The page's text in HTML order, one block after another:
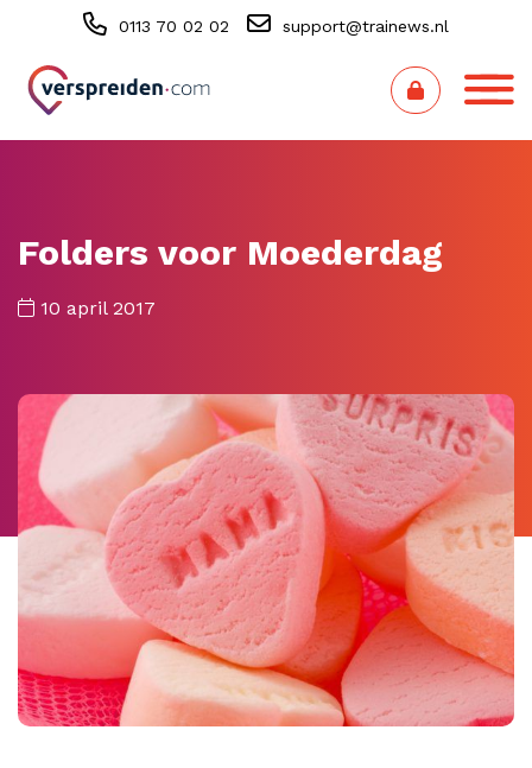
0113 70 02 02 support@trainews.nl
Folders voor Moederdag
10 april 2017